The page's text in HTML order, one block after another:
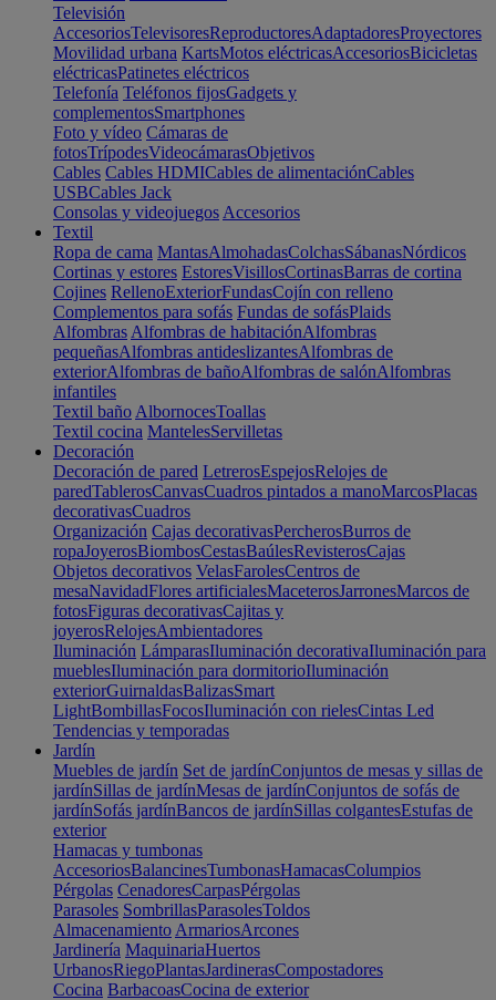
Televisión
AccesoriosTelevisoresReproductoresAdaptadoresProyectores
Movilidad urbana KartsMotos eléctricasAccesoriosBicicletas
eléctricasPatinetes eléctricos
Telefonía Teléfonos fijosGadgets y
complementosSmartphones
Foto y vídeo Cámaras de
fotosTrípodesVideocámarasObjetivos
Cables Cables HDMICables de alimentaciónCables
USBCables Jack
Consolas y videojuegos Accesorios
Textil
Ropa de cama MantasAlmohadasColchasSábanasNórdicos
Cortinas y estores EstoresVisillosCortinasBarras de cortina
Cojines RellenoExteriorFundasCojín con relleno
Complementos para sofás Fundas de sofásPlaids
Alfombras Alfombras de habitaciónAlfombras
pequeñasAlfombras antideslizantesAlfombras de
exteriorAlfombras de bañoAlfombras de salónAlfombras
infantiles
Textil baño AlbornocesToallas
Textil cocina MantelesServilletas
Decoración
Decoración de pared LetrerosEspejosRelojes de
paredTablerosCanvasCuadros pintados a manoMarcosPlacas
decorativasCuadros
Organización Cajas decorativasPercherosBurros de
ropaJoyerosBiombosCestasBaúlesRevisterosCajas
Objetos decorativos VelasFarolesCentros de
mesaNavidadFlores artificialesMaceterosJarronesMarcos de
fotosFiguras decorativasCajitas y
joyerosRelojesAmbientadores
Iluminación LámparasIluminación decorativaIluminación para
mueblesIluminación para dormitorioIluminación
exteriorGuirnaldasBalizasSmart
LightBombillasFocosIluminación con rielesCintas Led
Tendencias y temporadas
Jardín
Muebles de jardín Set de jardínConjuntos de mesas y sillas de
jardínSillas de jardínMesas de jardínConjuntos de sofás de
jardínSofás jardínBancos de jardínSillas colgantesEstufas de
exterior
Hamacas y tumbonas
AccesoriosBalancinesTumbonasHamacasColumpios
Pérgolas CenadoresCarpasPérgolas
Parasoles SombrillasParasolesToldos
Almacenamiento ArmariosArcones
Jardinería MaquinariaHuertos
UrbanosRiegoPlantasJardinerasCompostadores
Cocina BarbacoasCocina de exterior